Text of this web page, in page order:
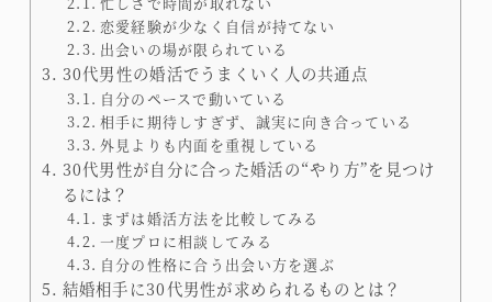
恋愛経験が少なく自信が持てない
出会いの場が限られている
30代男性の婚活でうまくいく人の共通点
自分のペースで動いている
相手に期待しすぎず、誠実に向き合っている
外見よりも内面を重視している
30代男性が自分に合った婚活の“やり方”を見つけ
るには？
まずは婚活方法を比較してみる
一度プロに相談してみる
自分の性格に合う出会い方を選ぶ
結婚相手に30代男性が求められるものとは？